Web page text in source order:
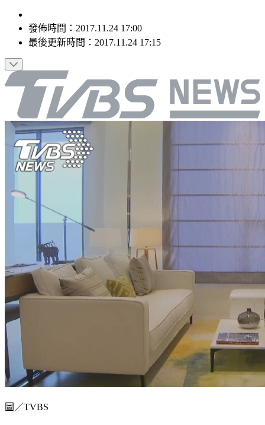
發佈時間： 2017.11.24 17:00
最後更新時間： 2017.11.24 17:15
圖／TVBS